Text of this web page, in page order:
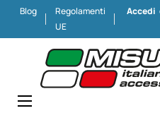
Blog
Regolamenti
UE
Accedi
Navigazione
☰